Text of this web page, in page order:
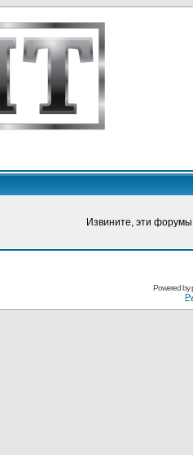
Извините, эти
Powered by